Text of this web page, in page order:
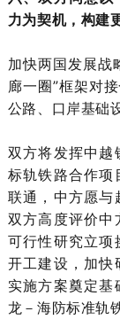
力为契机，构建
加快两国发展战
廊一圈”框架对
公路、口岸基础
双方将发挥中越
标轨铁路合作项
联通，中方愿与
双方高度评价中
可行性研究立项
开工建设，加快
实施方案奠定基
龙－海防标准轨